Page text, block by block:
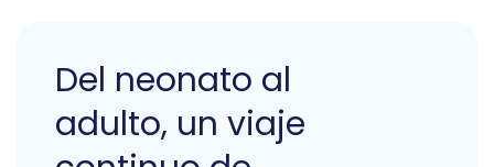
Del neonato al
adulto, un viaje